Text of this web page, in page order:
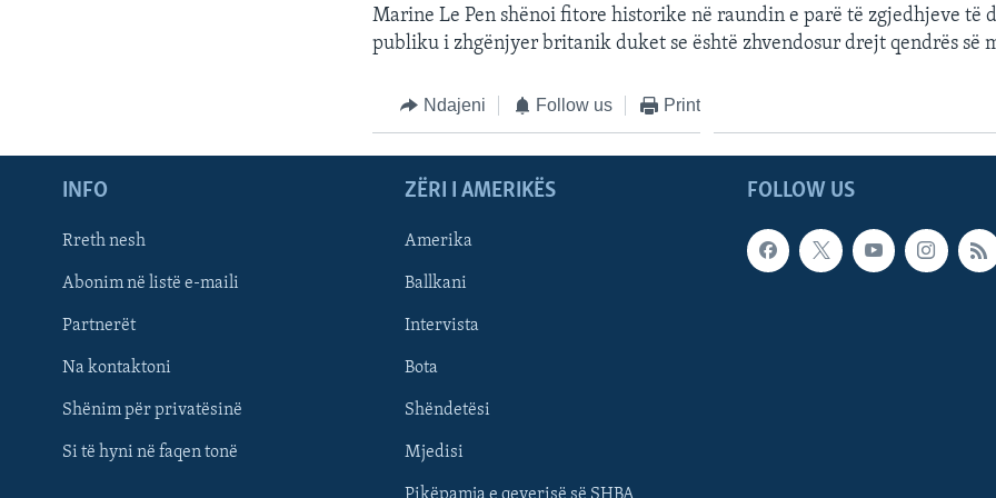
FOLLOW US
Marine Le Pen shënoi fitore historike në raundin e parë të zgjedhjeve të
publiku i zhgënjyer britanik duket se është zhvendosur drejt qendrës së
Ndajeni Follow us Print
FOLLOW US
INFO
Rreth nesh
Abonim në listë e-maili
Partnerët
Na kontaktoni
Shënim për privatësinë
Si të hyni në faqen tonë
ZËRI I AMERIKËS
Amerika
Ballkani
Intervista
Bota
Shëndetësi
Mjedisi